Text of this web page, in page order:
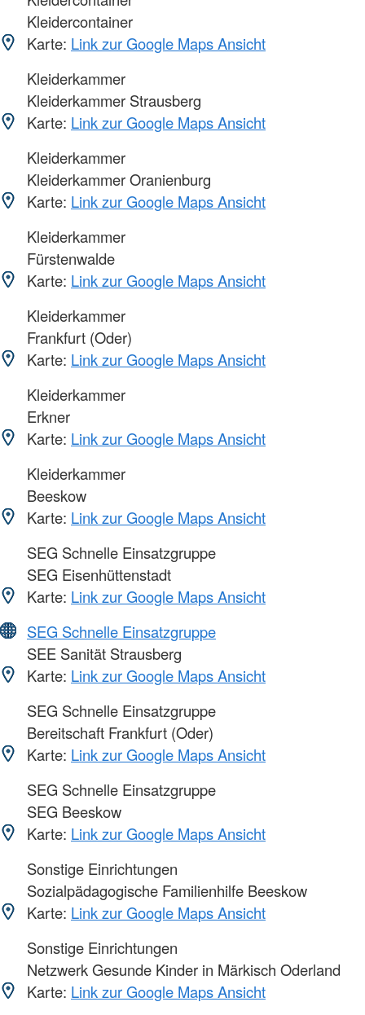
Kleidercontainer
Karte: Link zur Google Maps Ansicht
Kleiderkammer
Kleiderkammer Strausberg
Karte: Link zur Google Maps Ansicht
Kleiderkammer
Kleiderkammer Oranienburg
Karte: Link zur Google Maps Ansicht
Kleiderkammer
Fürstenwalde
Karte: Link zur Google Maps Ansicht
Kleiderkammer
Frankfurt (Oder)
Karte: Link zur Google Maps Ansicht
Kleiderkammer
Erkner
Karte: Link zur Google Maps Ansicht
Kleiderkammer
Beeskow
Karte: Link zur Google Maps Ansicht
SEG Schnelle Einsatzgruppe
SEG Eisenhüttenstadt
Karte: Link zur Google Maps Ansicht
SEG Schnelle Einsatzgruppe
SEE Sanität Strausberg
Karte: Link zur Google Maps Ansicht
SEG Schnelle Einsatzgruppe
Bereitschaft Frankfurt (Oder)
Karte: Link zur Google Maps Ansicht
SEG Schnelle Einsatzgruppe
SEG Beeskow
Karte: Link zur Google Maps Ansicht
Sonstige Einrichtungen
Sozialpädagogische Familienhilfe Beeskow
Karte: Link zur Google Maps Ansicht
Sonstige Einrichtungen
Netzwerk Gesunde Kinder in Märkisch Oderland
Karte: Link zur Google Maps Ansicht